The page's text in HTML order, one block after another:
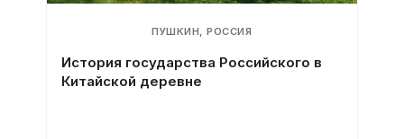
ПУШКИН, РОССИЯ
История государства Российского в
Китайской деревне